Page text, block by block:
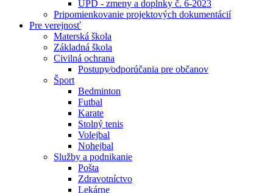
ÚPD - zmeny a doplnky č. 6-2023
Pripomienkovanie projektových dokumentácií
Pre verejnosť
Materská škola
Základná škola
Civilná ochrana
Postupy⁄odporúčania pre občanov
Šport
Bedminton
Futbal
Karate
Stolný tenis
Volejbal
Nohejbal
Služby a podnikanie
Pošta
Zdravotníctvo
Lekárne